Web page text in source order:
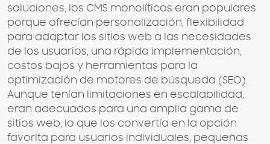
soluciones, los CMS monolíticos eran populares
porque ofrecían personalización, flexibilidad
para adaptar los sitios web a las necesidades
de los usuarios, una rápida implementación,
costos bajos y herramientas para la
optimización de motores de búsqueda (SEO).
Aunque tenían limitaciones en escalabilidad,
eran adecuados para una amplia gama de
sitios web, lo que los convertía en la opción
favorita para usuarios individuales, pequeñas